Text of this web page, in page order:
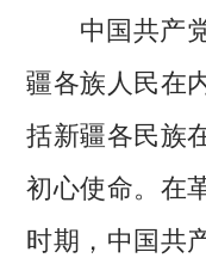
中国共产党
疆各族人民在
括新疆各民族
初心使命。在
时期，中国共